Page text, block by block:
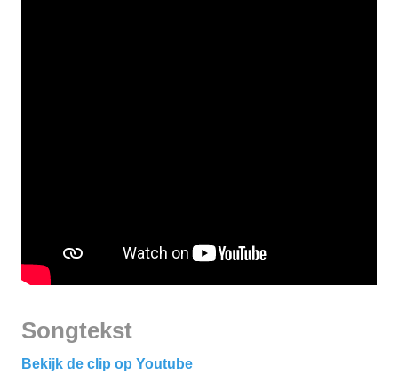
Songtekst
Bekijk de clip op Youtube